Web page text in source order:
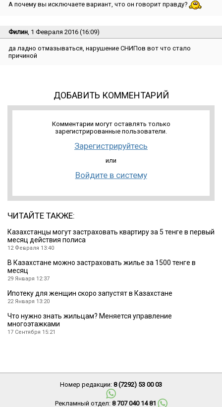
А почему вы исключаете вариант, что он говорит правду?
Филин , 1 Февраля 2016 (16:09)
да ладно отмазываться, нарушение СНИПов вот что стало
причиной
ДОБАВИТЬ КОММЕНТАРИЙ
Комментарии могут оставлять только
зарегистрированные пользователи.
Зарегистрируйтесь
или
Войдите в систему
ЧИТАЙТЕ ТАКЖЕ:
Казахстанцы могут застраховать квартиру за 5 тенге в первый
месяц действия полиса
12 Февраля 13:40
В Казахстане можно застраховать жилье за 1500 тенге в
месяц
29 Января 12:37
Ипотеку для женщин скоро запустят в Казахстане
22 Января 13:20
Что нужно знать жильцам? Меняется управление
многоэтажками
17 Сентября 15:21
Номер редакции: 8 (7292) 53 00 03
Рекламный отдел: 8 707 040 14 81